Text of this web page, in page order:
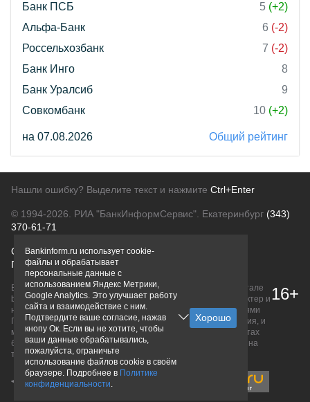
Банк ПСБ
5 (+2)
Альфа-Банк
6 (-2)
Россельхозбанк
7 (-2)
Банк Инго
8
Банк Уралсиб
9
Совкомбанк
10 (+2)
на 07.08.2026 Общий рейтинг
Нашли ошибку? Выделите текст и нажмите Ctrl+Enter
© 1994-2026. РИА "БанкИнформСервис". Екатеринбург (343)
370-61-71
О проектеПолитика конфиденциальности
Правовая информацияДля рекламодателей
Вся информация о продуктах банков, размещенная на портале
bankinform.ru, носит исключительно ознакомительный характер и
не является публичной офертой, определяемой положениями
ГК РФ. Информация не содержит точного и полного описания, и
может быть изменена. Конечные условия уточняйте на сайтах
банков или при личном обращении. Исключительное право на
товарные знаки принадлежит их правообладателям.
16+
Bankinform.ru использует cookie-
файлы и обрабатывает
персональные данные с
использованием Яндекс Метрики,
Google Analytics. Это улучшает работу
сайта и взаимодействие с ним.
Подтвердите ваше согласие, нажав
кнопу Ок. Если вы не хотите, чтобы
ваши данные обрабатывались,
пожалуйста, ограничьте
использование файлов cookie в своём
браузере. Подробнее в Политике
конфиденциальности.